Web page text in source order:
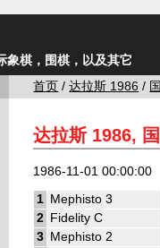
象棋，围棋，以及其它
首页 /达拉斯 1986 /
达拉斯 1986,
1986-11-01 00:00:00
1 Mephisto 3
2 Fidelity C
3 Mephisto 2